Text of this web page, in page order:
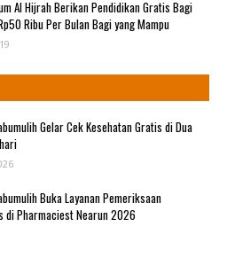
Al Hijrah Berikan Pendidikan Gratis Bagi
Ribu Per Bulan Bagi yang Mampu
Gelar Cek Kesehatan Gratis di Dua
Buka Layanan Pemeriksaan
di Pharmaciest Nearun 2026